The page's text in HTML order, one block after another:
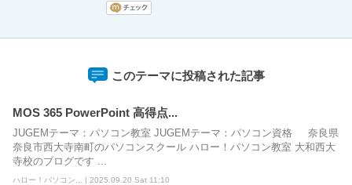
このテーマに投稿された記事
MOS 365 PowerPoint 高得点...
JUGEMテーマ：パソコン教室 JUGEMテーマ：パソコン資格 奈良県
奈良市西大寺南町のパソコンスクール ハロー！パソコン教室 大和西大
寺校のブログです ...
ハロー！パソコン... | 2025.09.20 Sat 11:10